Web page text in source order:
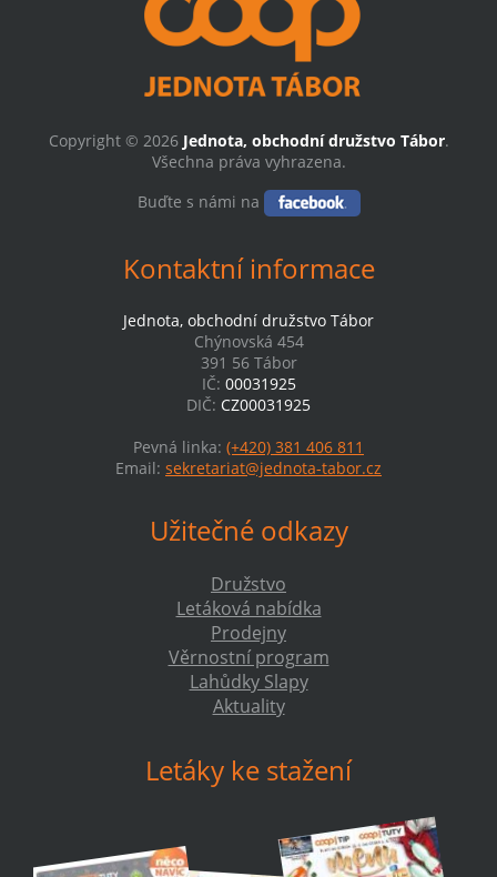
Copyright © 2026 Jednota, obchodní družstvo Tábor.
Všechna práva vyhrazena.
Buďte s námi na
Kontaktní informace
Jednota, obchodní družstvo Tábor
Chýnovská 454
391 56 Tábor
IČ: 00031925
DIČ: CZ00031925
Pevná linka: (+420) 381 406 811
Email: sekretariat@jednota-tabor.cz
Užitečné odkazy
Družstvo
Letáková nabídka
Prodejny
Věrnostní program
Lahůdky Slapy
Aktuality
Letáky ke stažení